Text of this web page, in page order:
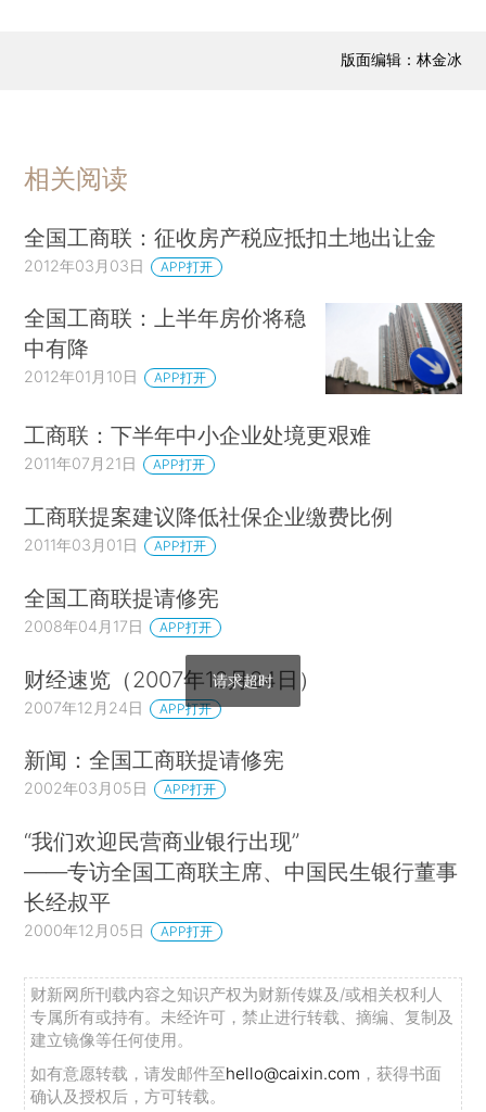
版面编辑：林金冰
相关阅读
全国工商联：征收房产税应抵扣土地出让金
2012年03月03日 APP打开
全国工商联：上半年房价将稳
中有降
2012年01月10日 APP打开
工商联：下半年中小企业处境更艰难
2011年07月21日 APP打开
工商联提案建议降低社保企业缴费比例
2011年03月01日 APP打开
全国工商联提请修宪
2008年04月17日 APP打开
财经速览（2007年12月24日）
2007年12月24日 APP打开
新闻：全国工商联提请修宪
2002年03月05日 APP打开
“我们欢迎民营商业银行出现”
——专访全国工商联主席、中国民生银行董事
长经叔平
2000年12月05日 APP打开
财新网所刊载内容之知识产权为财新传媒及/或相关权利人
专属所有或持有。未经许可，禁止进行转载、摘编、复制及
建立镜像等任何使用。
如有意愿转载，请发邮件至hello@caixin.com ，获得书面
确认及授权后，方可转载。
请求超时